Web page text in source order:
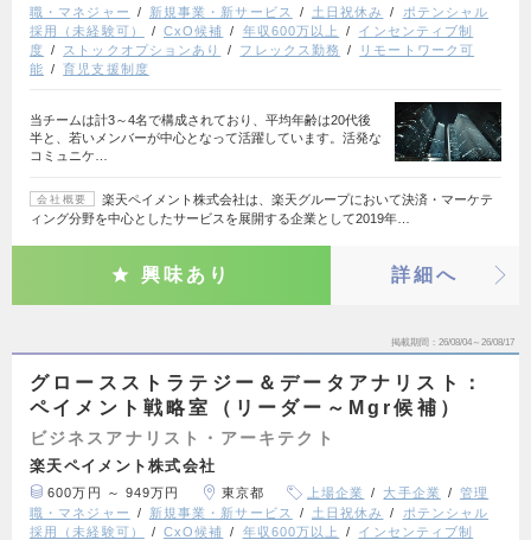
職・マネジャー
新規事業・新サービス 土日祝休み
ポテンシャル
採用（未経験可）
CxO候補 年収600万以上
インセンティブ制
度
ストックオプションあり フレックス勤務
リモートワーク可
能
育児支援制度
当チームは計3～4名で構成されており、平均年齢は20代後
半と、若いメンバーが中心となって活躍しています。活発な
コミュニケ…
会社概要
楽天ペイメント株式会社は、楽天グループにおいて決済・マーケテ
ィング分野を中心としたサービスを展開する企業として2019年…
興味あり 詳細へ
掲載期間 26/08/04～26/08/17
グロースストラテジー＆データアナリスト：
ペイメント戦略室（リーダー～Mgr候補）
ビジネスアナリスト・アーキテクト
楽天ペイメント株式会社
600万円 ～ 949万円 東京都 上場企業 大手企業
管理
職・マネジャー
新規事業・新サービス 土日祝休み
ポテンシャル
採用（未経験可）
CxO候補 年収600万以上
インセンティブ制